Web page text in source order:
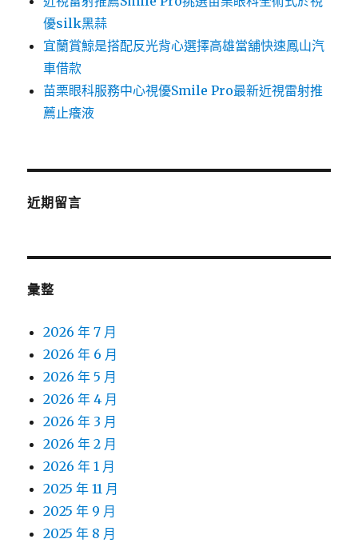
優silk黑蒜
宜蘭賞鯨是搭配反光背心選擇高雄當舖快速鳳山汽
車借款
苗栗眼科服務中心視優Smile Pro最新近視雷射推
薦止癢液
近期留言
彙整
2026 年 7 月
2026 年 6 月
2026 年 5 月
2026 年 4 月
2026 年 3 月
2026 年 2 月
2026 年 1 月
2025 年 11 月
2025 年 9 月
2025 年 8 月